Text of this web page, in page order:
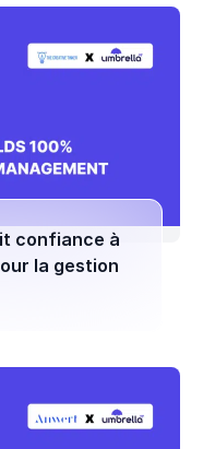
confiance à
la gestion